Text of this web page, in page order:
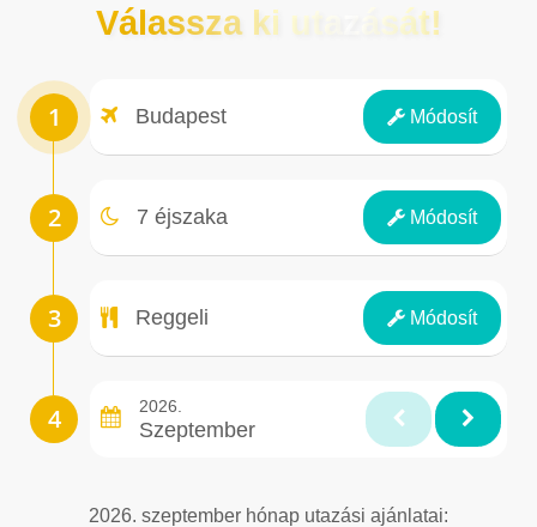
Válassza ki utazását!
Budapest Módosít
Repülőtér
7 éjszaka Módosít
Éjszakák
Reggeli Módosít
Ellátás
2026.
Szeptember
2026. szeptember hónap utazási ajánlatai: